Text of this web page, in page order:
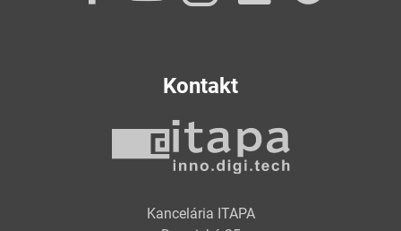
Kontakt
Kancelária ITAPA